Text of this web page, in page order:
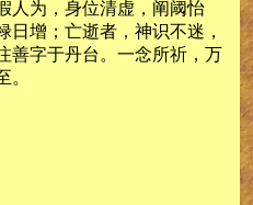
人为，身位清虚，阐阈怡
日增；亡逝者，神识不迷，
善字于丹台。一念所祈，万
。